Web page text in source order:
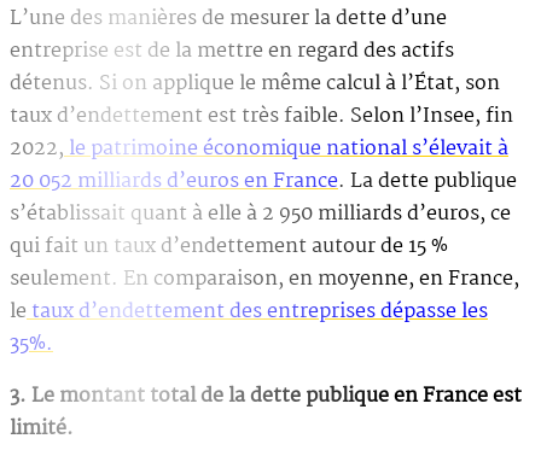
L’une des manières de mesurer la dette d’une
entreprise est de la mettre en regard des actifs
détenus. Si on applique le même calcul à l’État, son
taux d’endettement est très faible. Selon l’Insee, fin
2022,le patrimoine économique national s’élevait à
20 052 milliards d’euros en France. La dette publique
s’établissait quant à elle à 2 950 milliards d’euros, ce
qui fait un taux d’endettement autour de 15 %
seulement. En comparaison, en moyenne, en France,
letaux d’endettement des entreprises dépasse les
35%.
3. Le montant total de la dette publique en France est
limité.